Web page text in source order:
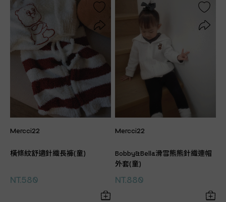
Mercci22
橫條紋舒適針織長褲(童)
NT.580
Mercci22
Bobby&Bella滑雪熊熊針織連帽
外套(童)
NT.880